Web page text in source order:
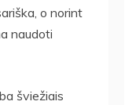
o norint
naudoti
šviežiais